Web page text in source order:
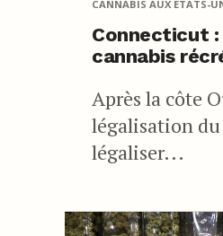
CANNABIS AUX ETATS-
Connecticut
cannabis
Après la côte
légalisation
légaliser...